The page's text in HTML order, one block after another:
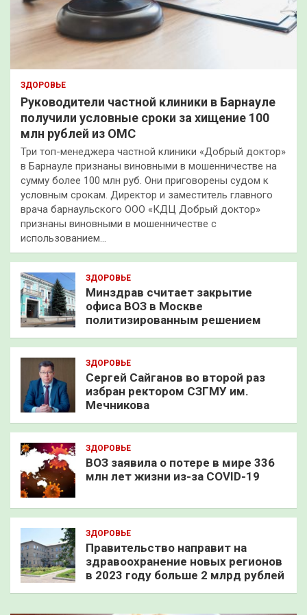
ЗДОРОВЬЕ
Руководители частной клиники в Барнауле
получили условные сроки за хищение 100
млн рублей из ОМС
Три топ-менеджера частной клиники «Добрый доктор»
в Барнауле признаны виновными в мошенничестве на
сумму более 100 млн руб. Они приговорены судом к
условным срокам. Директор и заместитель главного
врача барнаульского ООО «КДЦ Добрый доктор»
признаны виновными в мошенничестве с
использованием…
ЗДОРОВЬЕ
Минздрав считает закрытие
офиса ВОЗ в Москве
политизированным решением
ЗДОРОВЬЕ
Сергей Сайганов во второй раз
избран ректором СЗГМУ им.
Мечникова
ЗДОРОВЬЕ
ВОЗ заявила о потере в мире 336
млн лет жизни из-за COVID-19
ЗДОРОВЬЕ
Правительство направит на
здравоохранение новых регионов
в 2023 году больше 2 млрд рублей